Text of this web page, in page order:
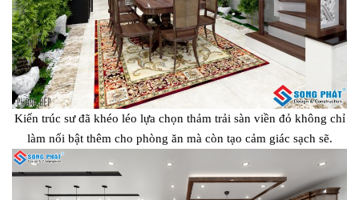
Kiến trúc sư đã khéo léo lựa chọn thảm trải sàn viền đỏ không chỉ
làm nổi bật thêm cho phòng ăn mà còn tạo cảm giác sạch sẽ.